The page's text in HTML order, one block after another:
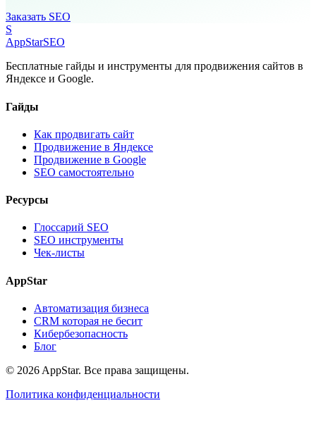
Заказать SEO
S
AppStarSEO
Бесплатные гайды и инструменты для продвижения сайтов в
Яндексе и Google.
Гайды
Как продвигать сайт
Продвижение в Яндексе
Продвижение в Google
SEO самостоятельно
Ресурсы
Глоссарий SEO
SEO инструменты
Чек-листы
AppStar
Автоматизация бизнеса
CRM которая не бесит
Кибербезопасность
Блог
© 2026 AppStar. Все права защищены.
Политика конфиденциальности